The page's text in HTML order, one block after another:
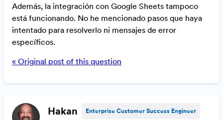
Además, la integración con Google Sheets tampoco
está funcionando. No he mencionado pasos que haya
intentado para resolverlo ni mensajes de error
específicos.
« Original post of this question
Hakan Enterprise Customer Success Engineer